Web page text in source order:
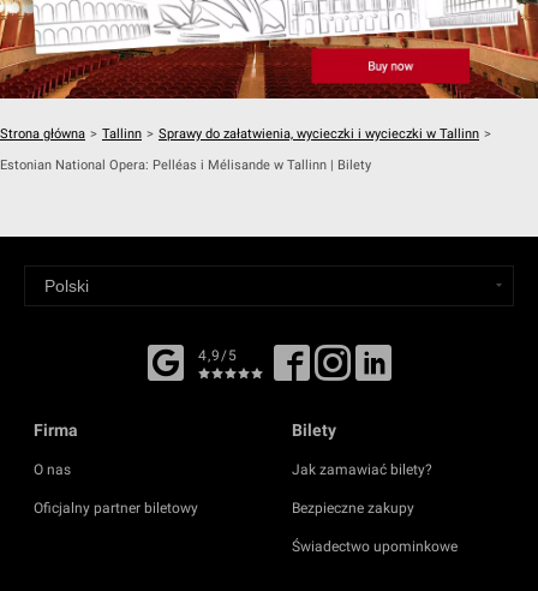
Strona główna > Tallinn > Sprawy do załatwienia, wycieczki i wycieczki w Tallinn >
Estonian National Opera: Pelléas i Mélisande w Tallinn | Bilety
4,9/5
Firma
O nas
Oficjalny partner biletowy
Bilety
Jak zamawiać bilety?
Bezpieczne zakupy
Świadectwo upominkowe